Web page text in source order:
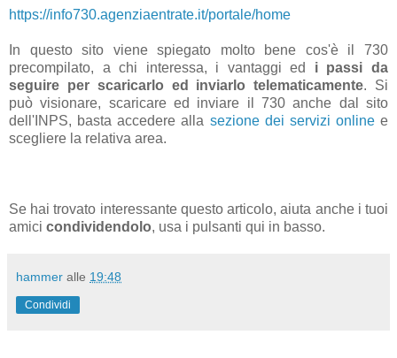
https://info730.agenziaentrate.it/portale/home
In questo sito viene spiegato molto bene cos'è il 730
precompilato, a chi interessa, i vantaggi ed
i passi da
seguire per scaricarlo ed inviarlo telematicamente. Si
può visionare, scaricare ed inviare il 730 anche dal sito
dell'INPS, basta accedere alla sezione dei servizi onlinee
scegliere la relativa area.
Se hai trovato interessante questo articolo, aiuta anche i tuoi
amici condividendolo, usa i pulsanti qui in basso.
hammer alle 19:48
Condividi